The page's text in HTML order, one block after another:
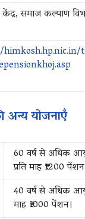
समाज कल्याण
अन्य योजनाएँ
60 वर्ष से अधिक
प्रति माह ₹1200
40 वर्ष से अधिक
माह ₹1000 पेंशन।